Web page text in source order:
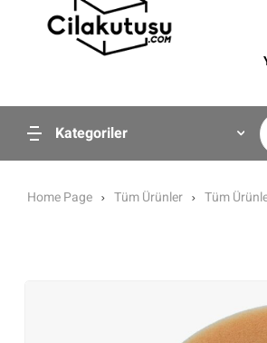
Kategoriler
Home Page Tüm Ürünler Tüm